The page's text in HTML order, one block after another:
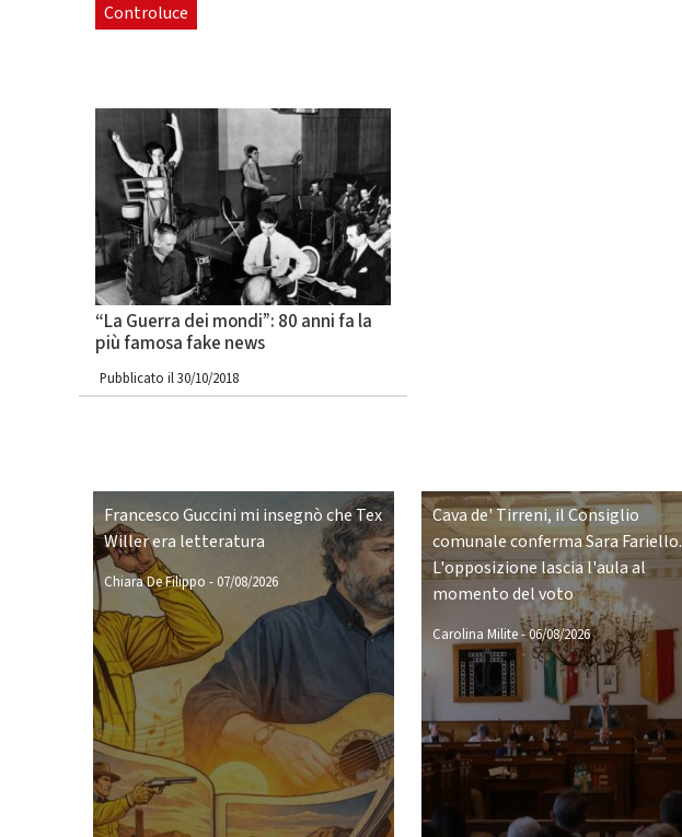
Controluce
“La Guerra dei mondi”: 80 anni fa la
più famosa fake news
Pubblicato il 30/10/2018
Francesco Guccini mi insegnò che Tex
Willer era letteratura
Chiara De Filippo -07/08/2026
Cava de' Tirreni, il Consiglio
comunale conferma Sara Fariello.
L'opposizione lascia l'aula al
momento del voto
Carolina Milite-06/08/2026